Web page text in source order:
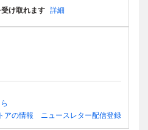
け取れます 詳細
アの情報
ニュースレター配信登録